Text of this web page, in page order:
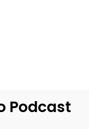
Podcast